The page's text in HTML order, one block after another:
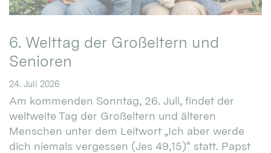
6. Welttag der Großeltern und
Senioren
24. Juli 2026
Am kommenden Sonntag, 26. Juli, findet der
weltweite Tag der Großeltern und älteren
Menschen unter dem Leitwort „Ich aber werde
dich niemals vergessen (Jes 49,15)“ statt. Papst